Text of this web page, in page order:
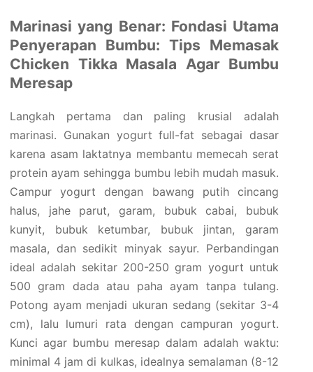
Marinasi yang Benar: Fondasi Utama
Penyerapan Bumbu: Tips Memasak
Chicken Tikka Masala Agar Bumbu
Meresap
Langkah pertama dan paling krusial adalah
marinasi. Gunakan yogurt full-fat sebagai dasar
karena asam laktatnya membantu memecah serat
protein ayam sehingga bumbu lebih mudah masuk.
Campur yogurt dengan bawang putih cincang
halus, jahe parut, garam, bubuk cabai, bubuk
kunyit, bubuk ketumbar, bubuk jintan, garam
masala, dan sedikit minyak sayur. Perbandingan
ideal adalah sekitar 200-250 gram yogurt untuk
500 gram dada atau paha ayam tanpa tulang.
Potong ayam menjadi ukuran sedang (sekitar 3-4
cm), lalu lumuri rata dengan campuran yogurt.
Kunci agar bumbu meresap dalam adalah waktu:
minimal 4 jam di kulkas, idealnya semalaman (8-12